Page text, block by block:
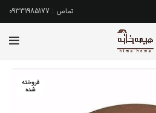
تماس : 09331985177
فروخته
شده